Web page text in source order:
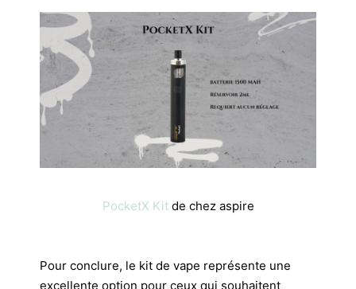
PocketX Kitde chez aspire
Pour conclure, le kit de vape représente une
excellente option pour ceux qui souhaitent